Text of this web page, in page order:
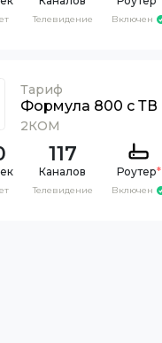
Телевидение Включен
Тариф
Формула 800 c ТВ
2КОМ
117
Каналов
Телевидение
Роутер*
Включен